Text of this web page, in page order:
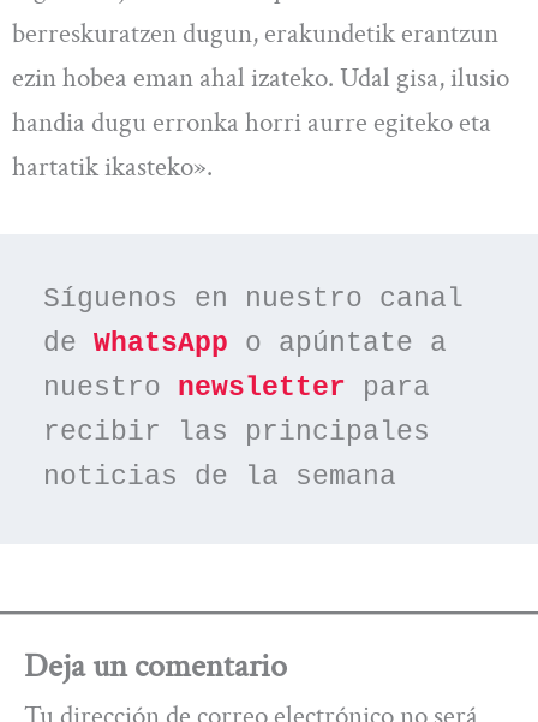
berreskuratzen dugun, erakundetik erantzun
ezin hobea eman ahal izateko. Udal gisa, ilusio
handia dugu erronka horri aurre egiteko eta
hartatik ikasteko».
Síguenos en nuestro canal
de WhatsApp o apúntate a
nuestro newsletter para
recibir las principales
noticias de la semana
Deja un comentario